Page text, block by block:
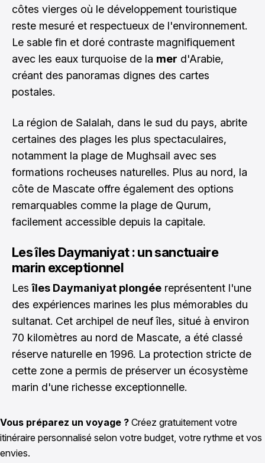
côtes vierges où le développement touristique
reste mesuré et respectueux de l'environnement.
Le sable fin et doré contraste magnifiquement
avec les eaux turquoise de la mer d'Arabie,
créant des panoramas dignes des cartes
postales.
La région de Salalah, dans le sud du pays, abrite
certaines des plages les plus spectaculaires,
notamment la plage de Mughsail avec ses
formations rocheuses naturelles. Plus au nord, la
côte de Mascate offre également des options
remarquables comme la plage de Qurum,
facilement accessible depuis la capitale.
Les îles Daymaniyat : un sanctuaire
marin exceptionnel
Lesîles Daymaniyat plongée représentent l'une
des expériences marines les plus mémorables du
sultanat. Cet archipel de neuf îles, situé à environ
70 kilomètres au nord de Mascate, a été classé
réserve naturelle en 1996. La protection stricte de
cette zone a permis de préserver un écosystème
marin d'une richesse exceptionnelle.
Vous préparez un voyage ? Créez gratuitement votre
itinéraire personnalisé selon votre budget, votre rythme et vos
envies.